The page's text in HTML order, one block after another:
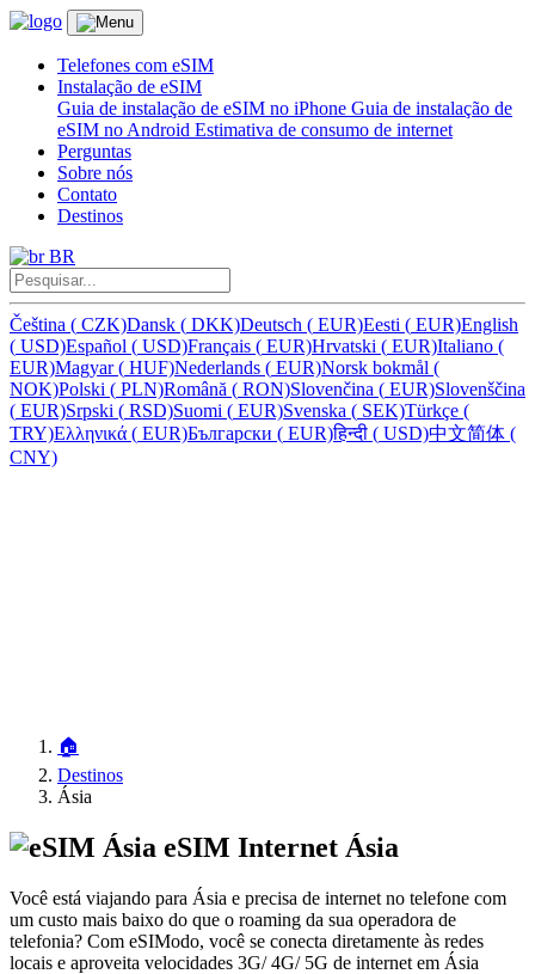
Telefones com eSIM
Instalação de eSIM
Guia de instalação de eSIM no iPhone Guia de instalação de
eSIM no Android Estimativa de consumo de internet
Perguntas
Sobre nós
Contato
Destinos
BR
Čeština ( CZK)Dansk ( DKK)Deutsch ( EUR)Eesti ( EUR)English
( USD)Español ( USD)Français ( EUR)Hrvatski ( EUR)Italiano (
EUR)Magyar( HUF)Nederlands ( EUR)Norsk bokmål (
NOK)Polski ( PLN)Română ( RON)Slovenčina ( EUR)Slovenščina
( EUR)Srpski ( RSD)Suomi ( EUR)Svenska ( SEK)Türkçe (
TRY)Ελληνικά ( EUR)Български ( EUR)हिन्दी ( USD)中文简体 (
CNY)
🏠
Destinos
Ásia
eSIM Internet Ásia
Você está viajando para Ásia e precisa de internet no telefone com
um custo mais baixo do que o roaming da sua operadora de
telefonia? Com eSIModo, você se conecta diretamente às redes
locais e aproveita velocidades 3G/ 4G/ 5G de internet em Ásia